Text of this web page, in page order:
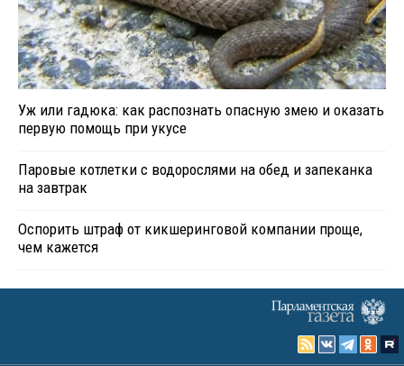
Уж или гадюка: как распознать опасную змею и оказать
первую помощь при укусе
Паровые котлетки с водорослями на обед и запеканка
на завтрак
Оспорить штраф от кикшеринговой компании проще,
чем кажется